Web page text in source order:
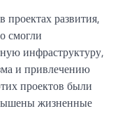
развития,
смогли
инфраструктуру,
и привлечению
проектов были
жизненные